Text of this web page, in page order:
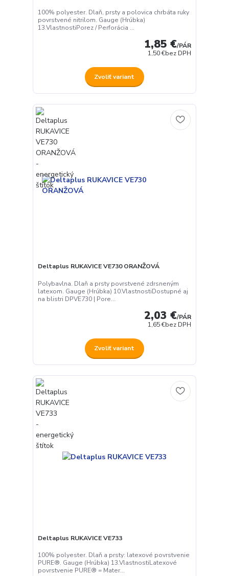
100% polyester. Dlaň, prsty a polovica chrbáta ruky
povrstvené nitrilom. Gauge (Hrúbka)
13.VlastnostiPorez / Perforácia ...
1,85 €/PÁR
1,50 €bez DPH
Zvoliť variant
Deltaplus RUKAVICE VE730 ORANŽOVÁ
Polybavlna. Dlaň a prsty povrstvené zdrsneným
latexom. Gauge (Hrúbka) 10.VlastnostiDostupné aj
na blistri DPVE730 | Pore...
2,03 €/PÁR
1,65 €bez DPH
Zvoliť variant
Deltaplus RUKAVICE VE733
100% polyester. Dlaň a prsty: latexové povrstvenie
PURE®. Gauge (Hrúbka) 13.VlastnostiLatexové
povrstvenie PURE® = Mater...